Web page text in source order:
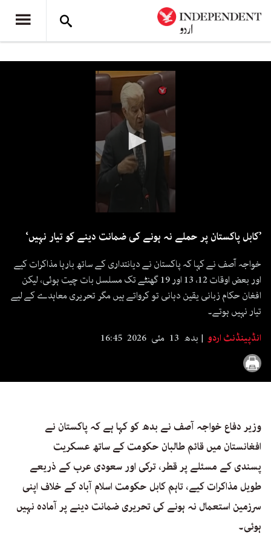
’کابل پاکستان پر حملے نہ ہونے کی ضمانت دینے کو تیار نہیں‘
خواجہ آصف نے کہا کہ پاکستان نے دیانتداری کے ساتھ بارہا مذاکرات کیے
اور بعض اوقات 12، 13 اور 19 گھنٹے تک مسلسل بات چیت ہوئی، لیکن
افغان حکام زبانی یقین دہانی تو کرواتے ہیں مگر تحریری معاہدے کے لیے
تیار نہیں ہوتے۔
انڈپینڈنٹ اردو
بدھ 13 مئی 2026 16:45
وزیر دفاع خواجہ آصف نے بدھ کو کہا ہے کہ پاکستان نے
افغانستان میں قائم طالبان حکومت کے ساتھ عسکریت
پسندی کے مسئلے پر قطر، ترکی اور سعودی عرب کے ذریعے
طویل مذاکرات کیے، تاہم کابل حکومت اسلام آباد کے خلاف اپنی
سرزمین استعمال نہ ہونے کی تحریری ضمانت دینے پر آمادہ نہیں
ہوئی۔